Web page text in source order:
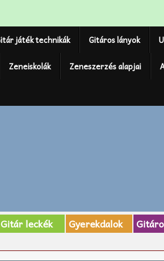
játék technikák Gitáros lányok
Zeneiskolák Zeneszerzés alapjai
Gitár leckék Gyerekdalok